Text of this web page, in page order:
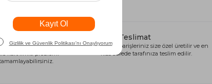
Kredisi
anında alışveriş kredisi
kart limiti problemi
Hızlı Teslimat
Tüm siparişleriniz size özel üretilir ve en
kısa sürede tarafınıza teslim edilir.